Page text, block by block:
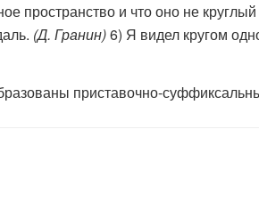
пространство и что оно не
(Д. Гранин)6) Я видел кругом
приставочно-